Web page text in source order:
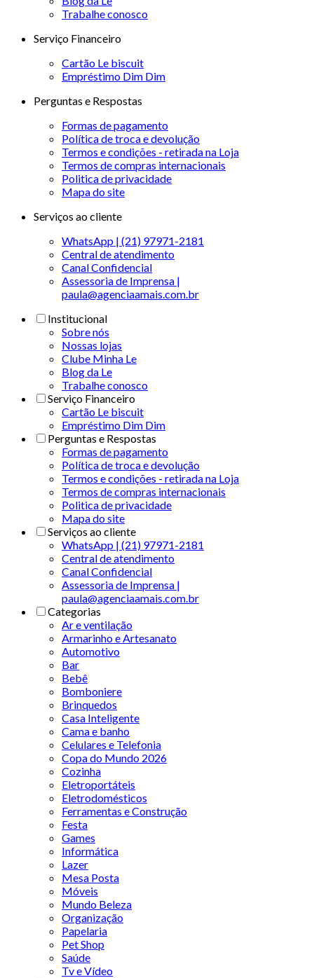
Trabalhe conosco
Serviço Financeiro
Cartão Le biscuit
Empréstimo Dim Dim
Perguntas e Respostas
Formas de pagamento
Política de troca e devolução
Termos e condições - retirada na Loja
Termos de compras internacionais
Politica de privacidade
Mapa do site
Serviços ao cliente
WhatsApp | (21) 97971-2181
Central de atendimento
Canal Confidencial
Assessoria de Imprensa |
paula@agenciaamais.com.br
Institucional
Sobre nós
Nossas lojas
Clube Minha Le
Blog da Le
Trabalhe conosco
Serviço Financeiro
Cartão Le biscuit
Empréstimo Dim Dim
Perguntas e Respostas
Formas de pagamento
Política de troca e devolução
Termos e condições - retirada na Loja
Termos de compras internacionais
Politica de privacidade
Mapa do site
Serviços ao cliente
WhatsApp | (21) 97971-2181
Central de atendimento
Canal Confidencial
Assessoria de Imprensa |
paula@agenciaamais.com.br
Categorias
Ar e ventilação
Armarinho e Artesanato
Automotivo
Bar
Bebê
Bomboniere
Brinquedos
Casa Inteligente
Cama e banho
Celulares e Telefonia
Copa do Mundo 2026
Cozinha
Eletroportáteis
Eletrodomésticos
Ferramentas e Construção
Festa
Games
Informática
Lazer
Mesa Posta
Móveis
Mundo Beleza
Organização
Papelaria
Pet Shop
Saúde
Tv e Vídeo